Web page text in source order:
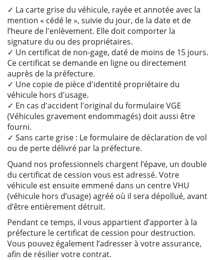
✓ La carte grise du véhicule, rayée et annotée avec la
mention « cédé le », suivie du jour, de la date et de
l’heure de l'enlèvement. Elle doit comporter la
signature du ou des propriétaires.
✓ Un certificat de non-gage, daté de moins de 15 jours.
Ce certificat se demande en ligne ou directement
auprès de la préfecture.
✓ Une copie de pièce d'identité propriétaire du
véhicule hors d'usage.
✓ En cas d'accident l'original du formulaire VGE
(Véhicules gravement endommagés) doit aussi être
fourni.
✓ Sans carte grise : Le formulaire de déclaration de vol
ou de perte délivré par la préfecture.
Quand nos professionnels chargent l’épave, un double
du certificat de cession vous est adressé. Votre
véhicule est ensuite emmené dans un centre VHU
(véhicule hors d’usage) agréé où il sera dépollué, avant
d’être entièrement détruit.
Pendant ce temps, il vous appartient d’apporter à la
préfecture le certificat de cession pour destruction.
Vous pouvez également l’adresser à votre assurance,
afin de résilier votre contrat.